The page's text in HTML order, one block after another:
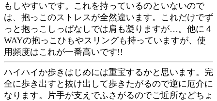
もしやすいです。これを持っているのといないので
は、抱っこのストレスが全然違います。これだけでず
っと抱っこしっぱなしでは肩も凝りますが…。他に４
WAYの抱っこひもやスリングも持っていますが、使
用頻度はこれが一番高いです!!
ハイハイか歩きはじめには重宝するかと思います。完
全に歩き出すと抜け出して歩きたがるので逆に厄介に
なります。片手が支えでふさがるのでご近所などちょ